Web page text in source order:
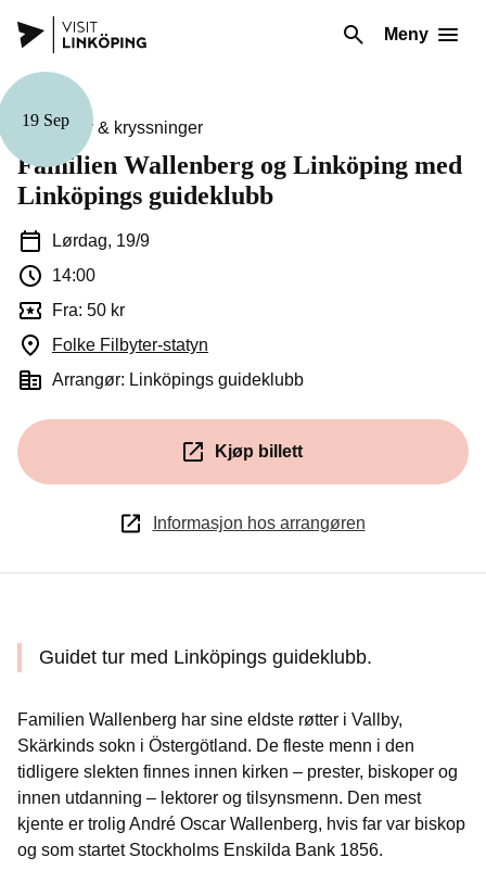
Meny
19 Sep
Guidinger & kryssninger
Familien Wallenberg og Linköping med
Linköpings guideklubb
Lørdag, 19/9
14:00
Fra: 50 kr
Folke Filbyter-statyn
Arrangør: Linköpings guideklubb
Kjøp billett
(Åpnes i et nytt vindu)
Informasjon hos arrangøren
Guidet tur med Linköpings guideklubb.
Familien Wallenberg har sine eldste røtter i Vallby,
Skärkinds sokn i Östergötland. De fleste menn i den
tidligere slekten finnes innen kirken – prester, biskoper og
innen utdanning – lektorer og tilsynsmenn. Den mest
kjente er trolig André Oscar Wallenberg, hvis far var biskop
og som startet Stockholms Enskilda Bank 1856.